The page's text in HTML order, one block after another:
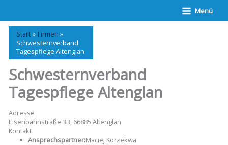
springen
Menü
Start
Firmen
Schwesternverband
Tagespflege Altenglan
Schwesternverband
Tagespflege Altenglan
Adresse
Eisenbahnstraße 3B, 66885 Altenglan
Kontakt
Ansprechspartner:Maciej Korzekwa